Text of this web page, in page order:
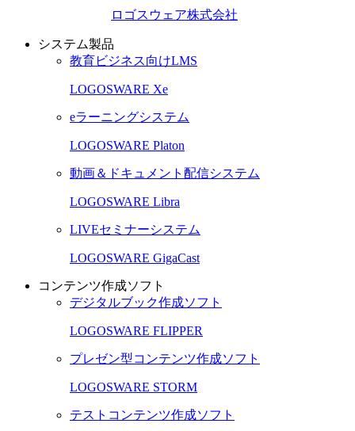
ロゴスウェア株式会社
システム製品
教育ビジネス向けLMS
LOGOSWARE Xe
eラーニングシステム
LOGOSWARE Platon
動画＆ドキュメント配信システム
LOGOSWARE Libra
LIVEセミナーシステム
LOGOSWARE GigaCast
コンテンツ作成ソフト
デジタルブック作成ソフト
LOGOSWARE FLIPPER
プレゼン型コンテンツ作成ソフト
LOGOSWARE STORM
テストコンテンツ作成ソフト